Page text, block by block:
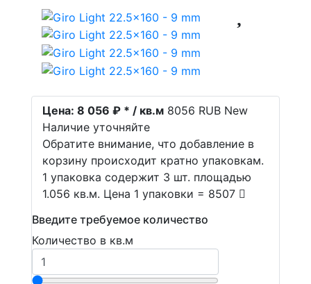
Цена: 8 056 ₽ * / кв.м 8056 RUB New
Наличие уточняйте
Обратите внимание, что добавление в
корзину происходит кратно упаковкам.
1 упаковка содержит 3 шт. площадью
1.056 кв.м. Цена 1 упаковки = 8507
Введите требуемое количество
Количество в кв.м